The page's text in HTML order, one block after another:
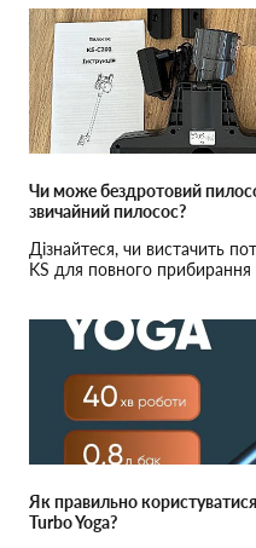
Чи може бездротовий
звичайний пилосос?
Дізнайтеся, чи вистачить
KS для повного
Як правильно
Turbo Yoga?